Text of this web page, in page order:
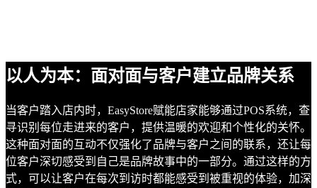
以人为本：面对面与客户建立品牌关系
当客户踏入店内时，EasyStore赋能店家能够通过POS系统，查
寻识别每位走进来的客户，提供温暖的欢迎和个性化的关怀。
这种面对面的互动不仅强化了品牌与客户之间的联系，还让每
位客户深切感受到自己是品牌故事中的一部分。通过这样的方
式，可以让客户在每次到访时都能感受到被重视的体验，加深